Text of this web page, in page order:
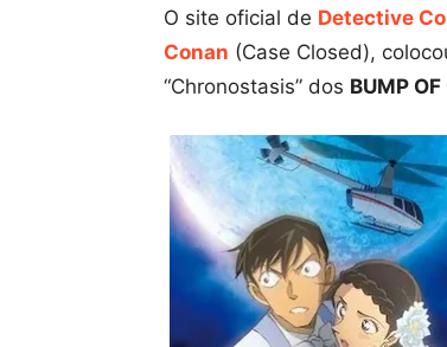
O site oficial de Detective
Conan (Case Closed),
“Chronostasis” dos BUMP